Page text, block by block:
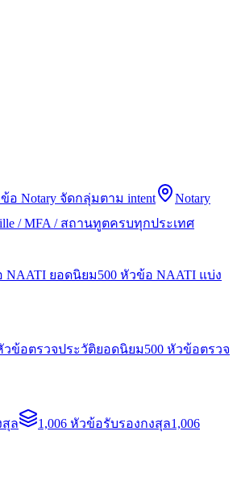
อ Notary จัดกลุ่มตาม intent
Notary
/ MFA / สถานทูตครบทุกประเทศ
NAATI ยอดนิยม500 หัวข้อ NAATI แบ่ง
วข้อตรวจประวัติยอดนิยม500 หัวข้อตรวจ
สุล 1,006 หัวข้อรับรองกงสุล1,006